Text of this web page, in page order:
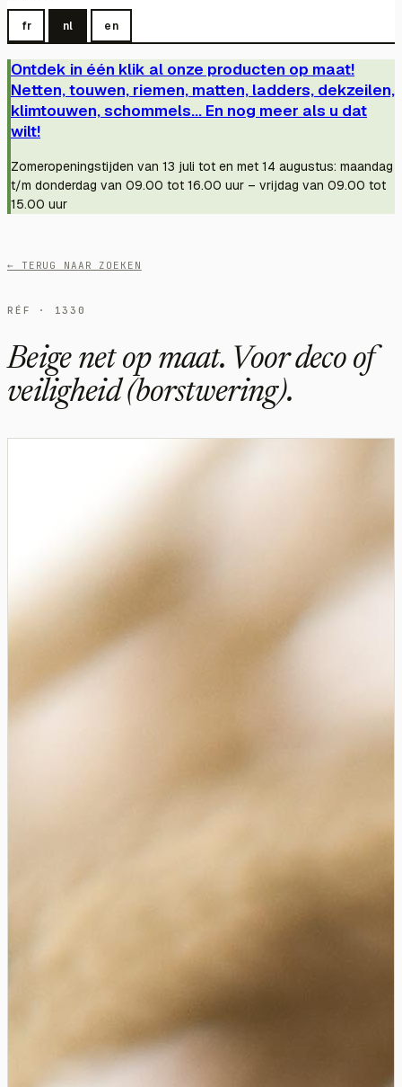
fr nl en
Ontdek in één klik al onze producten op maat!
Netten, touwen, riemen, matten, ladders, dekzeilen,
klimtouwen, schommels... En nog meer als u dat
wilt!
Zomeropeningstijden van 13 juli tot en met 14 augustus: maandag
t/m donderdag van 09.00 tot 16.00 uur – vrijdag van 09.00 tot
15.00 uur
← TERUG NAAR ZOEKEN
RÉF · 1330
Beige net op maat. Voor deco of
veiligheid (borstwering).